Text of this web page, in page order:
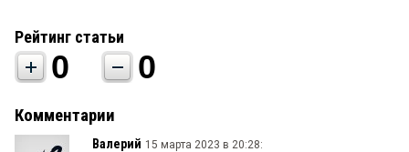
Рейтинг статьи
0 0
Комментарии
Валерий 15 марта 2023 в 20:28: